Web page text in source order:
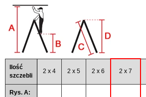
Ilość
szczebli
2 x 4 2 x 5 2 x 6 2 x 7
Rys. A: